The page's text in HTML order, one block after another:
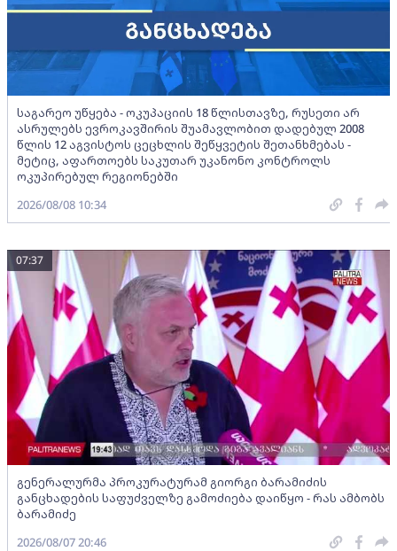
საგარეო უწყება - ოკუპაციის 18 წლისთავზე, რუსეთი არ
ასრულებს ევროკავშირის შუამავლობით დადებულ 2008
წლის 12 აგვისტოს ცეცხლის შეწყვეტის შეთანხმებას -
მეტიც, აფართოებს საკუთარ უკანონო კონტროლს
ოკუპირებულ რეგიონებში
2026/08/08 10:34
გენერალურმა პროკურატურამ გიორგი ბარამიძის
განცხადების საფუძველზე გამოძიება დაიწყო - რას ამბობს
ბარამიძე
07:37
2026/08/07 20:46